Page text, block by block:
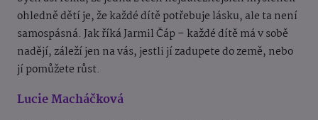
ohledně dětí je, že každé dítě potřebuje lásku, ale ta není
samospásná. Jak říká Jarmil Čáp – každé dítě má v sobě
nadějí, záleží jen na vás, jestli jí zadupete do země, nebo
jí pomůžete růst.
Lucie Macháčková